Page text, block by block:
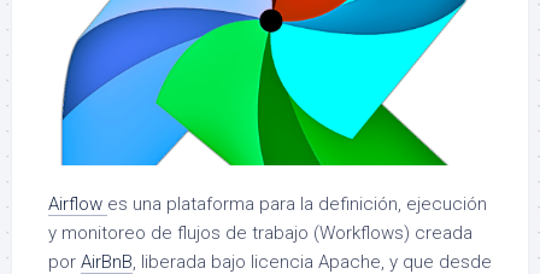
Airflow es una plataforma para la definición, ejecución
y monitoreo de flujos de trabajo (Workflows) creada
por AirBnB , liberada bajo licencia Apache, y que desde